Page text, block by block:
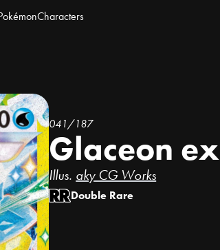
Characters
041/187
Glaceon ex
Illus. aky CG Works
Double Rare